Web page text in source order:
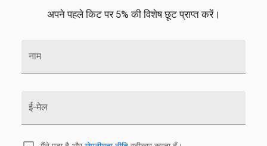
अपने पहले किट पर 5% की विशेष छूट प्राप्त करें।
नाम
ई-मेल